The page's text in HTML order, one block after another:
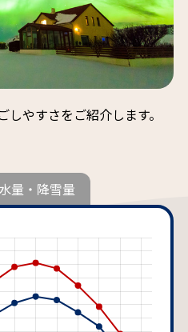
やすさをご紹介します。
量・降雪量